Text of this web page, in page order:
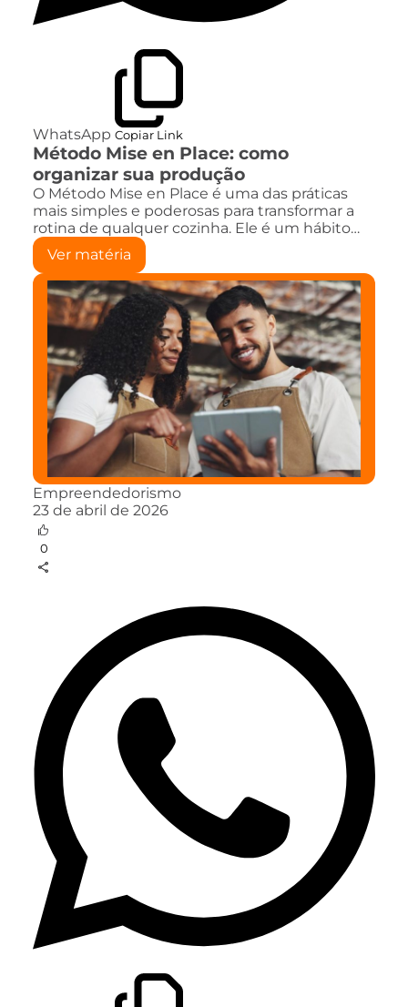
WhatsApp Copiar Link
Método Mise en Place: como
organizar sua produção
O Método Mise en Place é uma das práticas
mais simples e poderosas para transformar a
rotina de qualquer cozinha. Ele é um hábito…
Ver matéria
Empreendedorismo
23 de abril de 2026
0